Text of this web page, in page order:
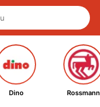
Dino Rossmann